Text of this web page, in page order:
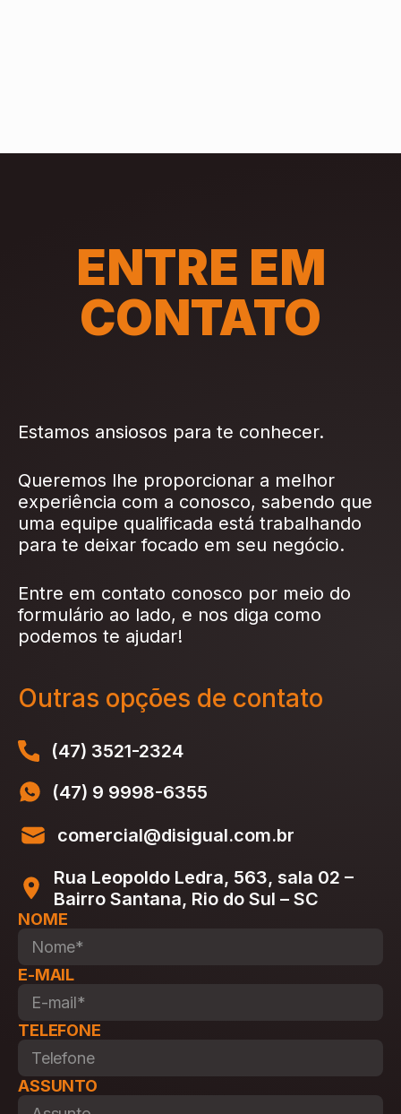
ENTRE EM
CONTATO
Estamos ansiosos para te conhecer.
Queremos lhe proporcionar a melhor
experiência com a conosco, sabendo que
uma equipe qualificada está trabalhando
para te deixar focado em seu negócio.
Entre em contato conosco por meio do
formulário ao lado, e nos diga como
podemos te ajudar!
Outras opções de contato
(47) 3521-2324
(47) 9 9998-6355
comercial@disigual.com.br
Rua Leopoldo Ledra, 563, sala 02 –
Bairro Santana, Rio do Sul – SC
NOME
E-MAIL
TELEFONE
ASSUNTO